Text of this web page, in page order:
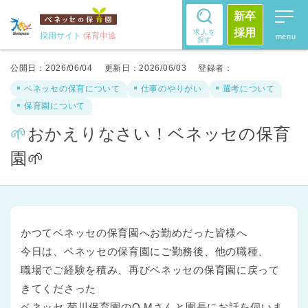
採用サイト 保育中途
求人を
探す
新卒
採用
公開日：2026/06/04 更新日：2026/06/03 登録者：
ベネッセの保育について 仕事のやりがい
選考について
保育園について
🌱おかえりなさい！ベネッセの保育
園🌱
かつてベネッセの保育園へお勤めだった皆様へ
今日は、ベネッセの保育園にご勤務後、他の職種、
職場でご経験を積み、再びベネッセの保育園に戻って
きてくださった